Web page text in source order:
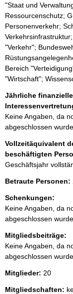
"Staat und
Ressourcenschutz;
Personenverkehr;
"Verkehr";
Bereich
"Wirtschaft";
Jährliche
Keine Angaben, da
abgeschlossen wurde.
Vollzeitäquivalent
beschäftigten
Geschäftsjahr
Betraute Personen:
Schenkungen:
Keine Angaben, da
abgeschlossen wurde.
Mitgliedsbeiträge:
Keine Angaben, da
abgeschlossen wurde.
Mitglieder: 20
Mitgliedschaften: